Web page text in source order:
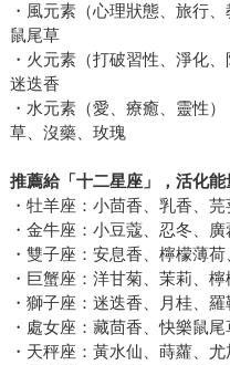
・風元素（心理狀態、旅行
鼠尾草
・火元素（打破習性、淨化
迷迭香
・水元素（愛、療癒、靈性
草、沒藥、玫瑰
推薦給「十二星座」，活化能
・牡羊座：小茴香、乳香、
・金牛座：小豆蔻、忍冬、
・雙子座：安息香、檸檬薄
・巨蟹座：洋甘菊、茉莉、
・獅子座：迷迭香、月桂、
・處女座：藏茴香、快樂鼠
・天秤座：黃水仙、蒔蘿、